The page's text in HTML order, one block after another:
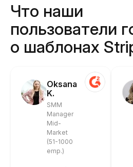
Что наши
пользователи
о шаблонах
Oksana
K.
SMM
Manager
Mid-
Market
(51-1000
emp.)